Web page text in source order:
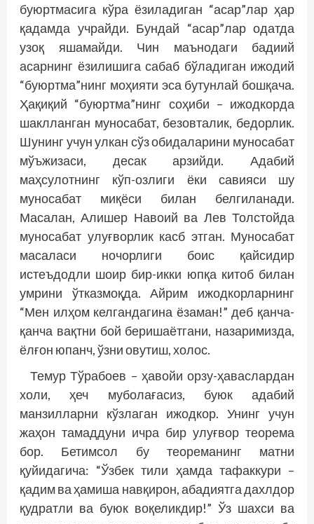
буюртмасига кўра ёзиладиган “асар”лар ҳар
қадамда учрайди. Бундай “асар”лар одатда
узоқ яшамайди. Чин маънодаги бадиий
асарнинг ёзилишига сабаб бўладиган ижодий
“буюртма”нинг моҳияти эса бутунлай бошқача.
Ҳақиқий “буюртма”нинг соҳиби – ижодкорда
шаклланган муносабат, безовталик, бедорлик.
Шунинг учун улкан сўз обидаларини муносабат
мўъжизаси, десак арзийди. Адабий
маҳсулотнинг кўп-озлиги ёки савияси шу
муносабат миқёси билан белгиланади.
Масалан, Алишер Навоий ва Лев Толстойда
муносабат улуғворлик касб этган. Муносабат
масаласи ночорлиги боис қайсидир
истеъдодли шоир бир-икки юпқа китоб билан
умрини ўтказмоқда. Айрим ижодкорларнинг
“Мен илҳом келгандагина ёзаман!” деб қанча-
қанча вақтни бой беришаётгани, назаримизда,
ёлғон юпанч, ўзни овутиш, холос.
Темур Тўрабоев – ҳавойи орзу-ҳаваслардан
холи, ҳеч муболағасиз, буюк адабий
манзилларни кўзлаган ижодкор. Унинг учун
жаҳон тамаддуни ичра бир улуғвор теорема
бор. Бетимсол бу теореманинг матни
қуйидагича: “Ўзбек тили ҳамда тафаккури –
қадим ва ҳамиша навқирон, абадиятга дахлдор
қудратли ва буюк воқеликдир!” Ўз шахси ва